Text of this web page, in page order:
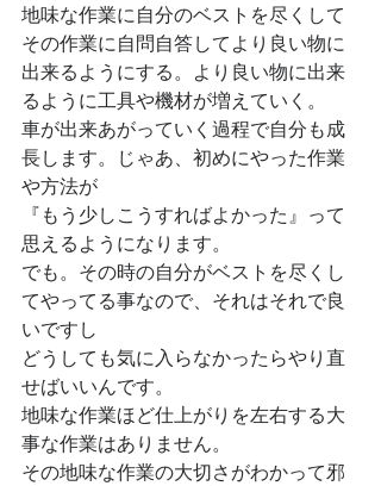
地味な作業に自分のベストを尽くして
その作業に自問自答してより良い物に
出来るようにする。より良い物に出来
るように工具や機材が増えていく。
車が出来あがっていく過程で自分も成
長します。じゃあ、初めにやった作業
や方法が
『もう少しこうすればよかった』って
思えるようになります。
でも。その時の自分がベストを尽くし
てやってる事なので、それはそれで良
いですし
どうしても気に入らなかったらやり直
せばいいんです。
地味な作業ほど仕上がりを左右する大
事な作業はありません。
その地味な作業の大切さがわかって邪